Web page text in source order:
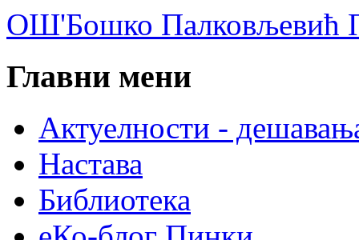
ОШ'Бошко Палковљевић
Главни мени
Актуелности -
Настава
Библиотека